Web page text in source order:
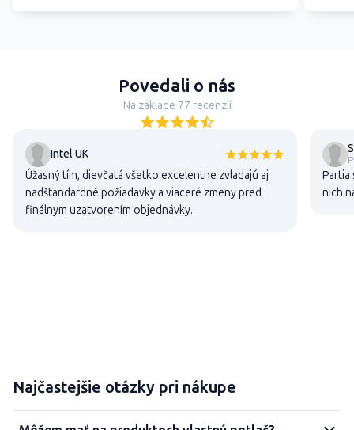
Povedali o nás
Na základe 77 recenzií
Intel UK
Úžasný tím, dievčatá všetko excelentne zvladajú aj
nadštandardné požiadavky a viaceré zmeny pred
finálnym uzatvorením objednávky.
Partia
nich
Najčastejšie otázky pri nákupe